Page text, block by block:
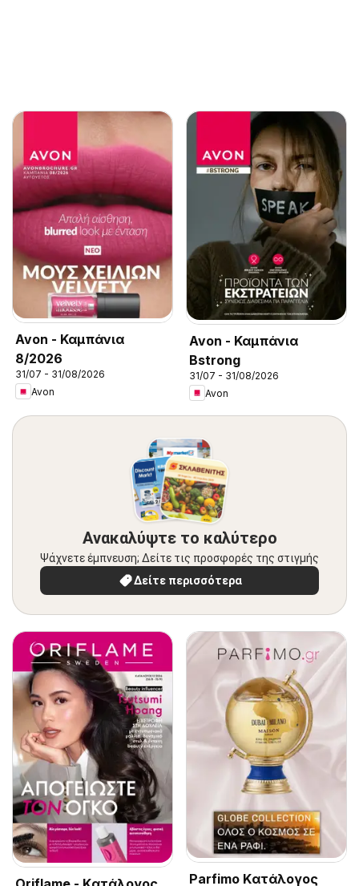
Avon - Καμπάνια
8/2026
31/07 - 31/08/2026
Avon
Avon - Καμπάνια
Bstrong
31/07 - 31/08/2026
Avon
Ανακαλύψτε το καλύτερο
Ψάχνετε έμπνευση; Δείτε τις προσφορές της στιγμής
Δείτε περισσότερα
Parfimo Kατάλογος